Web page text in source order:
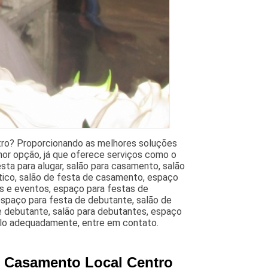
Proporcionando as melhores soluções
opção, já que oferece serviços como o
para alugar, salão para casamento, salão
salão de festa de casamento, espaço
e eventos, espaço para festas de
para festa de debutante, salão de
salão para debutantes, espaço
adequadamente, entre em contato.
Local Centro